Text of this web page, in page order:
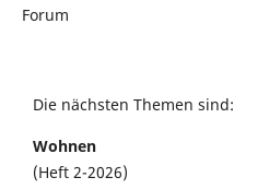
Forum
Die nächsten Themen sind:
Wohnen
(Heft 2-2026)